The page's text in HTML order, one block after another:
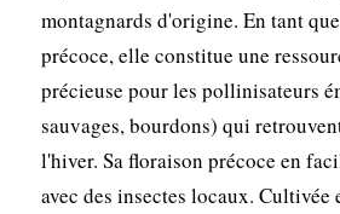
montagnards d'origine. En tant
précoce, elle constitue une
précieuse pour les pollinisateurs
sauvages, bourdons) qui
l'hiver. Sa floraison précoce en
avec des insectes locaux. Cultivée